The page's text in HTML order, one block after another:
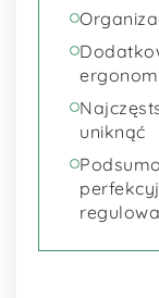
uniknąć